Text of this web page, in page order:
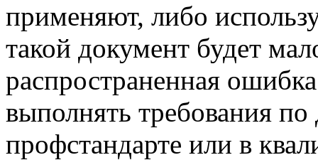
применяют, либо
такой документ будет
распространенная
выполнять требования
профстандарте или в